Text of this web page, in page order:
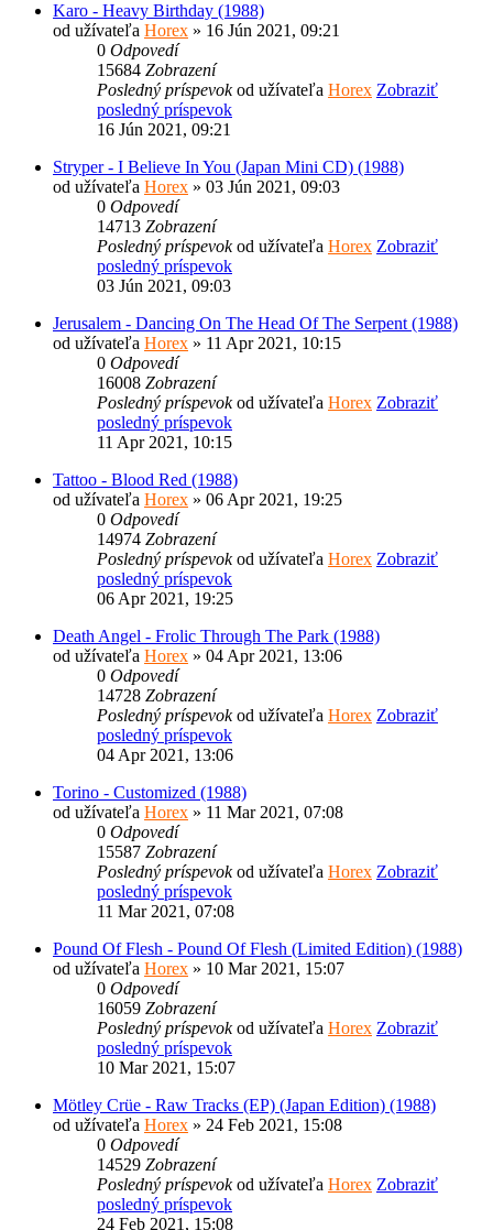
Karo - Heavy Birthday (1988)
od užívateľa Horex » 16 Jún 2021, 09:21
0 Odpovedí
15684 Zobrazení
Posledný príspevokod užívateľa Horex Zobraziť
posledný príspevok
16 Jún 2021, 09:21
Stryper - I Believe In You (Japan Mini CD) (1988)
od užívateľa Horex » 03 Jún 2021, 09:03
0 Odpovedí
14713 Zobrazení
Posledný príspevokod užívateľa Horex Zobraziť
posledný príspevok
03 Jún 2021, 09:03
Jerusalem - Dancing On The Head Of The Serpent (1988)
od užívateľa Horex » 11 Apr 2021, 10:15
0 Odpovedí
16008 Zobrazení
Posledný príspevokod užívateľa Horex Zobraziť
posledný príspevok
11 Apr 2021, 10:15
Tattoo - Blood Red (1988)
od užívateľa Horex » 06 Apr 2021, 19:25
0 Odpovedí
14974 Zobrazení
Posledný príspevokod užívateľa Horex Zobraziť
posledný príspevok
06 Apr 2021, 19:25
Death Angel - Frolic Through The Park (1988)
od užívateľa Horex » 04 Apr 2021, 13:06
0 Odpovedí
14728 Zobrazení
Posledný príspevokod užívateľa Horex Zobraziť
posledný príspevok
04 Apr 2021, 13:06
Torino - Customized (1988)
od užívateľa Horex » 11 Mar 2021, 07:08
0 Odpovedí
15587 Zobrazení
Posledný príspevokod užívateľa Horex Zobraziť
posledný príspevok
11 Mar 2021, 07:08
Pound Of Flesh - Pound Of Flesh (Limited Edition) (1988)
od užívateľa Horex » 10 Mar 2021, 15:07
0 Odpovedí
16059 Zobrazení
Posledný príspevokod užívateľa Horex Zobraziť
posledný príspevok
10 Mar 2021, 15:07
Mötley Crüe - Raw Tracks (EP) (Japan Edition) (1988)
od užívateľa Horex » 24 Feb 2021, 15:08
0 Odpovedí
14529 Zobrazení
Posledný príspevokod užívateľa Horex Zobraziť
posledný príspevok
24 Feb 2021, 15:08